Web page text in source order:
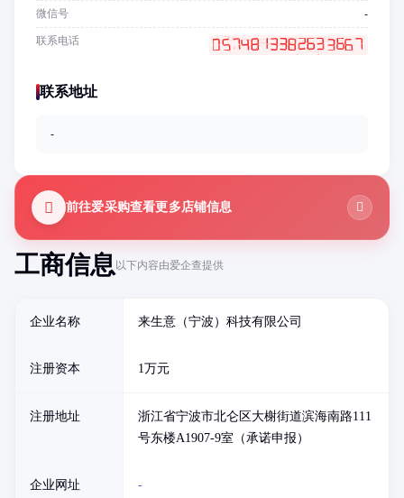
工商信息以下内容由爱企查提供
企业名称 来生意（宁波）科技有限公司
注册资本 1万元
注册地址
浙江省宁波市北仑区大榭街道滨海南路111
号东楼A1907-9室（承诺申报）
企业网址 -
微信号 -
联系电话
联系地址
-
前往爱采购查看更多店铺信息